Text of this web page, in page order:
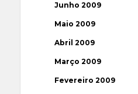
Junho 2009
Maio 2009
Abril 2009
Março 2009
Fevereiro 2009